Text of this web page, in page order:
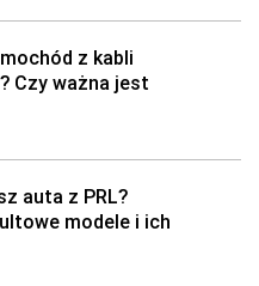
z kabli
Czy ważna jest
auta z PRL?
modele i ich